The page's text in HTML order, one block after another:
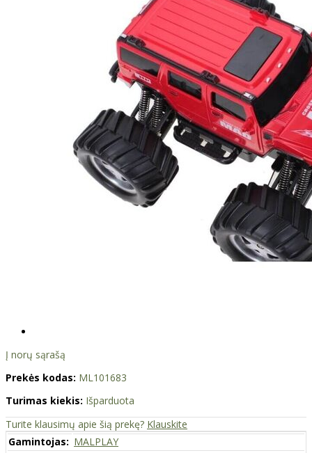
Į norų sąrašą
Prekės kodas: ML101683
Turimas kiekis: Išparduota
Turite klausimų apie šią prekę? Klauskite
Gamintojas: MALPLAY